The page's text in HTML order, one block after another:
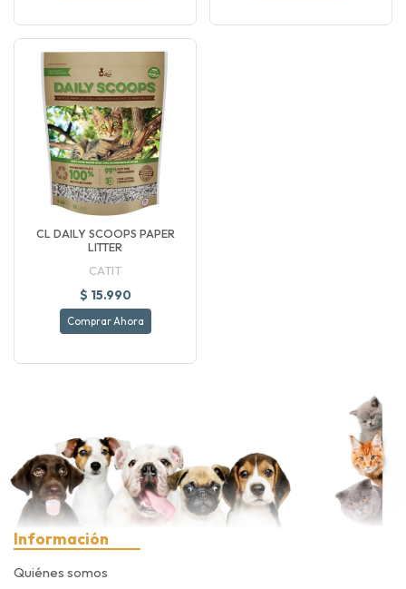
CL DAILY SCOOPS PAPER
LITTER
CATIT
$ 15.990
Comprar Ahora
Información
Quiénes somos